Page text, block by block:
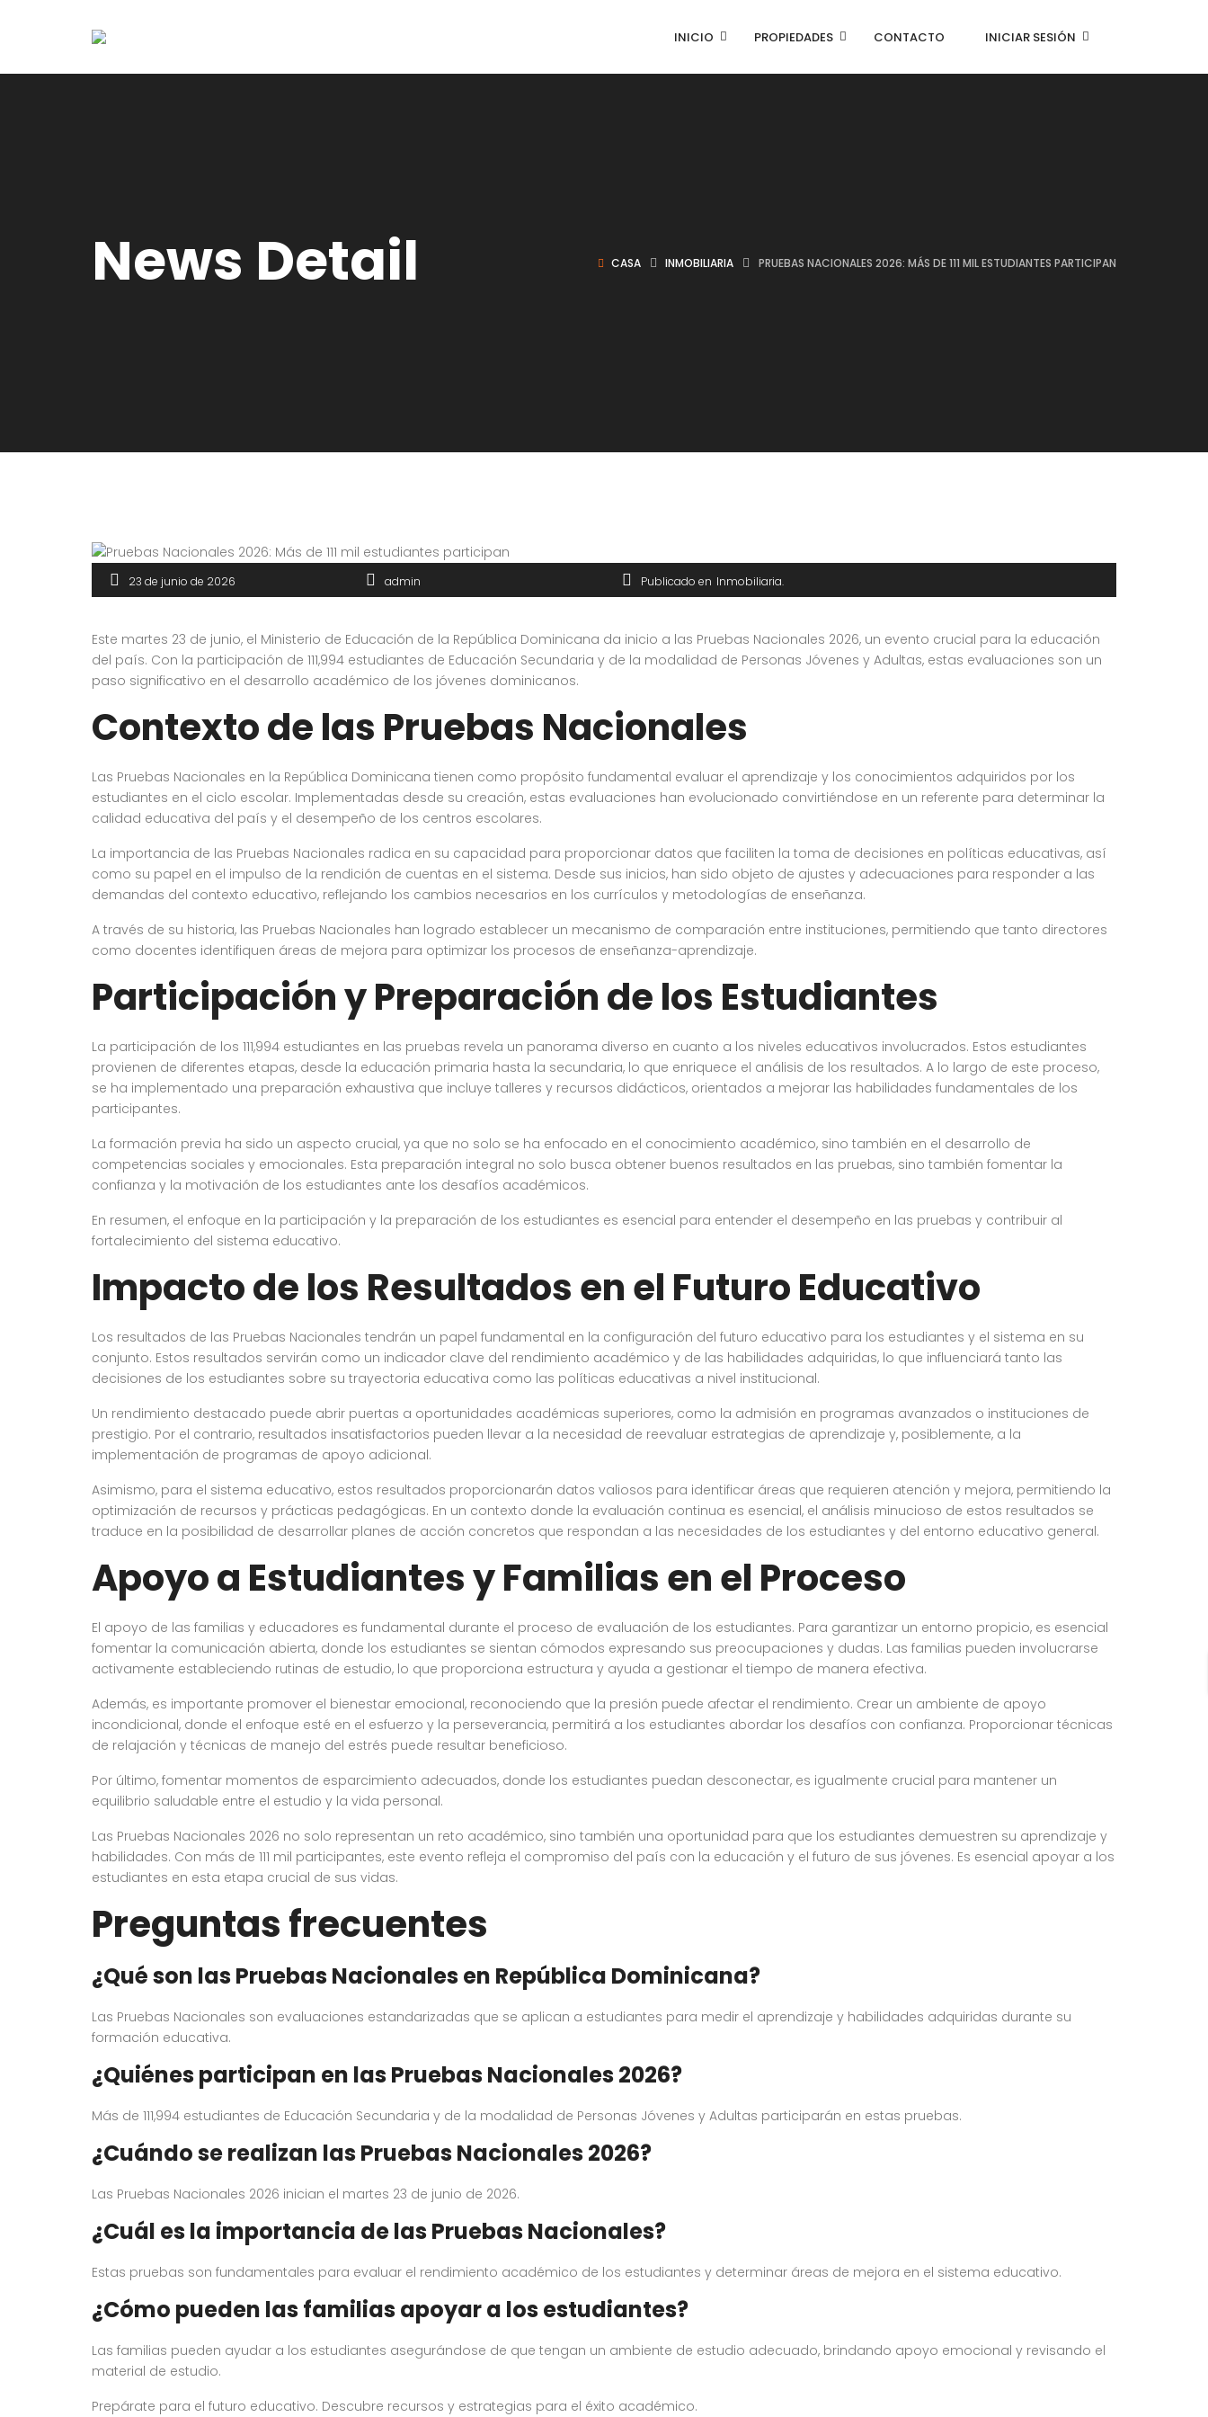
INICIO PROPIEDADES CONTACTO INICIAR SESIÓN
News Detail CASA INMOBILIARIA PRUEBAS NACIONALES 2026: MÁS DE 111 MIL ESTUDIANTES PARTICIPAN
23 de junio de 2026 admin Publicado en Inmobiliaria
Este martes 23 de junio, el Ministerio de Educación de la República Dominicana da inicio a las Pruebas Nacionales 2026, un evento crucial para la educación
del país. Con la participación de 111,994 estudiantes de Educación Secundaria y de la modalidad de Personas Jóvenes y Adultas, estas evaluaciones son un
paso significativo en el desarrollo académico de los jóvenes dominicanos.
Contexto de las Pruebas Nacionales
Las Pruebas Nacionales en la República Dominicana tienen como propósito fundamental evaluar el aprendizaje y los conocimientos adquiridos por los
estudiantes en el ciclo escolar. Implementadas desde su creación, estas evaluaciones han evolucionado convirtiéndose en un referente para determinar la
calidad educativa del país y el desempeño de los centros escolares.
La importancia de las Pruebas Nacionales radica en su capacidad para proporcionar datos que faciliten la toma de decisiones en políticas educativas, así
como su papel en el impulso de la rendición de cuentas en el sistema. Desde sus inicios, han sido objeto de ajustes y adecuaciones para responder a las
demandas del contexto educativo, reflejando los cambios necesarios en los currículos y metodologías de enseñanza.
A través de su historia, las Pruebas Nacionales han logrado establecer un mecanismo de comparación entre instituciones, permitiendo que tanto directores
como docentes identifiquen áreas de mejora para optimizar los procesos de enseñanza-aprendizaje.
Participación y Preparación de los Estudiantes
La participación de los 111,994 estudiantes en las pruebas revela un panorama diverso en cuanto a los niveles educativos involucrados. Estos estudiantes
provienen de diferentes etapas, desde la educación primaria hasta la secundaria, lo que enriquece el análisis de los resultados. A lo largo de este proceso,
se ha implementado una preparación exhaustiva que incluye talleres y recursos didácticos, orientados a mejorar las habilidades fundamentales de los
participantes.
La formación previa ha sido un aspecto crucial, ya que no solo se ha enfocado en el conocimiento académico, sino también en el desarrollo de
competencias sociales y emocionales. Esta preparación integral no solo busca obtener buenos resultados en las pruebas, sino también fomentar la
confianza y la motivación de los estudiantes ante los desafíos académicos.
En resumen, el enfoque en la participación y la preparación de los estudiantes es esencial para entender el desempeño en las pruebas y contribuir al
fortalecimiento del sistema educativo.
Impacto de los Resultados en el Futuro Educativo
Los resultados de las Pruebas Nacionales tendrán un papel fundamental en la configuración del futuro educativo para los estudiantes y el sistema en su
conjunto. Estos resultados servirán como un indicador clave del rendimiento académico y de las habilidades adquiridas, lo que influenciará tanto las
decisiones de los estudiantes sobre su trayectoria educativa como las políticas educativas a nivel institucional.
Un rendimiento destacado puede abrir puertas a oportunidades académicas superiores, como la admisión en programas avanzados o instituciones de
prestigio. Por el contrario, resultados insatisfactorios pueden llevar a la necesidad de reevaluar estrategias de aprendizaje y, posiblemente, a la
implementación de programas de apoyo adicional.
Asimismo, para el sistema educativo, estos resultados proporcionarán datos valiosos para identificar áreas que requieren atención y mejora, permitiendo la
optimización de recursos y prácticas pedagógicas. En un contexto donde la evaluación continua es esencial, el análisis minucioso de estos resultados se
traduce en la posibilidad de desarrollar planes de acción concretos que respondan a las necesidades de los estudiantes y del entorno educativo general.
Apoyo a Estudiantes y Familias en el Proceso
El apoyo de las familias y educadores es fundamental durante el proceso de evaluación de los estudiantes. Para garantizar un entorno propicio, es esencial
fomentar la comunicación abierta, donde los estudiantes se sientan cómodos expresando sus preocupaciones y dudas. Las familias pueden involucrarse
activamente estableciendo rutinas de estudio, lo que proporciona estructura y ayuda a gestionar el tiempo de manera efectiva.
Además, es importante promover el bienestar emocional, reconociendo que la presión puede afectar el rendimiento. Crear un ambiente de apoyo
incondicional, donde el enfoque esté en el esfuerzo y la perseverancia, permitirá a los estudiantes abordar los desafíos con confianza. Proporcionar técnicas
de relajación y técnicas de manejo del estrés puede resultar beneficioso.
Por último, fomentar momentos de esparcimiento adecuados, donde los estudiantes puedan desconectar, es igualmente crucial para mantener un
equilibrio saludable entre el estudio y la vida personal.
Las Pruebas Nacionales 2026 no solo representan un reto académico, sino también una oportunidad para que los estudiantes demuestren su aprendizaje y
habilidades. Con más de 111 mil participantes, este evento refleja el compromiso del país con la educación y el futuro de sus jóvenes. Es esencial apoyar a los
estudiantes en esta etapa crucial de sus vidas.
Preguntas frecuentes
¿Qué son las Pruebas Nacionales en República Dominicana?
Las Pruebas Nacionales son evaluaciones estandarizadas que se aplican a estudiantes para medir el aprendizaje y habilidades adquiridas durante su
formación educativa.
¿Quiénes participan en las Pruebas Nacionales 2026?
Más de 111,994 estudiantes de Educación Secundaria y de la modalidad de Personas Jóvenes y Adultas participarán en estas pruebas.
¿Cuándo se realizan las Pruebas Nacionales 2026?
Las Pruebas Nacionales 2026 inician el martes 23 de junio de 2026.
¿Cuál es la importancia de las Pruebas Nacionales?
Estas pruebas son fundamentales para evaluar el rendimiento académico de los estudiantes y determinar áreas de mejora en el sistema educativo.
¿Cómo pueden las familias apoyar a los estudiantes?
Las familias pueden ayudar a los estudiantes asegurándose de que tengan un ambiente de estudio adecuado, brindando apoyo emocional y revisando el
material de estudio.
Prepárate para el futuro educativo. Descubre recursos y estrategias para el éxito académico.